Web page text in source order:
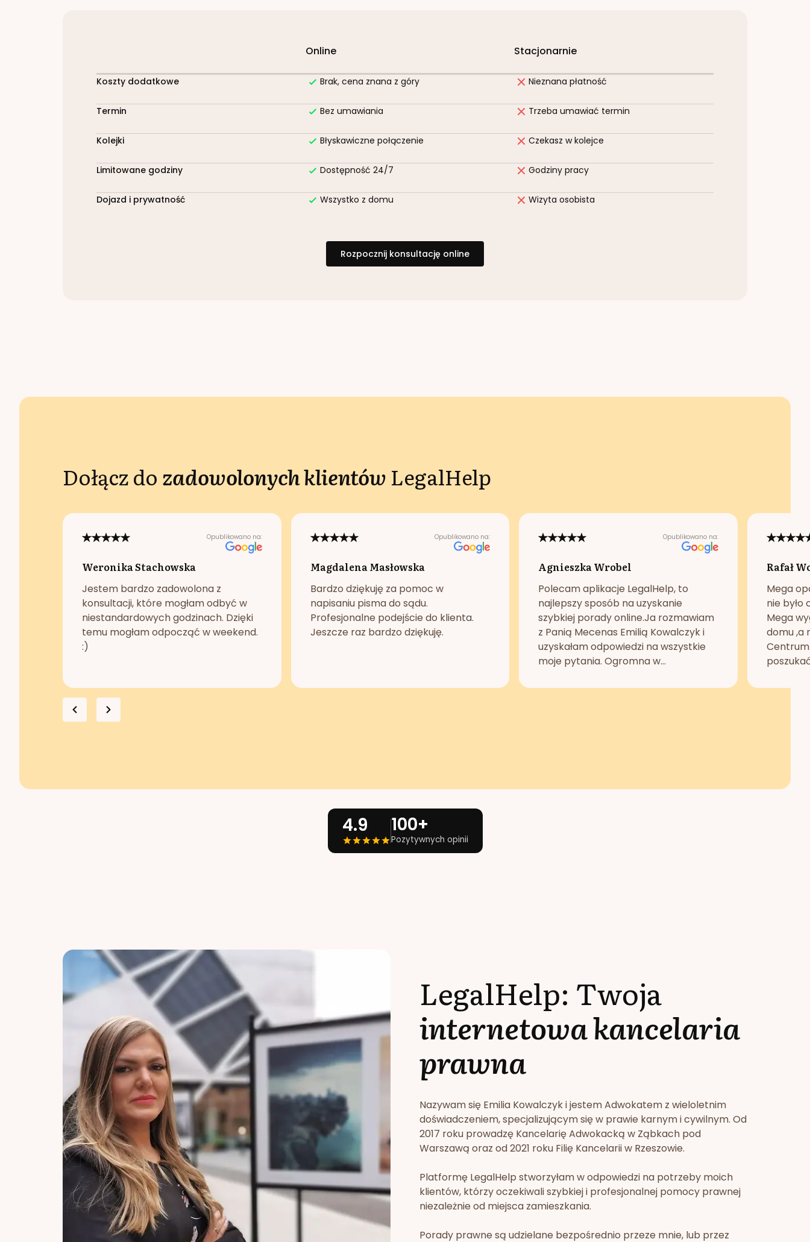
Online Stacjonarnie
Koszty dodatkowe Brak, cena znana z góry Nieznana płatność
Termin Bez umawiania Trzeba umawiać termin
Kolejki Błyskawiczne połączenie Czekasz w kolejce
Limitowane godziny Dostępność 24/7 Godziny pracy
Dojazd i prywatność Wszystko z domu Wizyta osobista
Rozpocznij konsultację online
Dołącz do zadowolonych klientów LegalHelp
Opublikowano na:
Weronika Stachowska
Jestem bardzo zadowolona z
konsultacji, które mogłam odbyć w
niestandardowych godzinach. Dzięki
temu mogłam odpocząć w weekend.
:)
Opublikowano na:
Magdalena Masłowska
Bardzo dziękuję za pomoc w
napisaniu pisma do sądu.
Profesjonalne podejście do klienta.
Jeszcze raz bardzo dziękuję.
Opublikowano na:
Agnieszka Wrobel
Polecam aplikacje LegalHelp, to
najlepszy sposób na uzyskanie
szybkiej porady online.Ja rozmawiam
z Panią Mecenas Emilią Kowalczyk i
uzyskałam odpowiedzi na wszystkie
moje pytania. Ogromna w...
Rafał
Mega
nie było
Mega
domu ,a
4.9 100+
Pozytywnych opinii
LegalHelp: Twoja
internetowa kancelaria
prawna
Nazywam się Emilia Kowalczyk i jestem Adwokatem z wieloletnim
doświadczeniem, specjalizującym się w prawie karnym i cywilnym. Od
2017 roku prowadzę Kancelarię Adwokacką w Ząbkach pod
Warszawą oraz od 2021 roku Filię Kancelarii w Rzeszowie.
Platformę LegalHelp stworzyłam w odpowiedzi na potrzeby moich
klientów, którzy oczekiwali szybkiej i profesjonalnej pomocy prawnej
niezależnie od miejsca zamieszkania.
Porady prawne są udzielane bezpośrednio przeze mnie, lub przez